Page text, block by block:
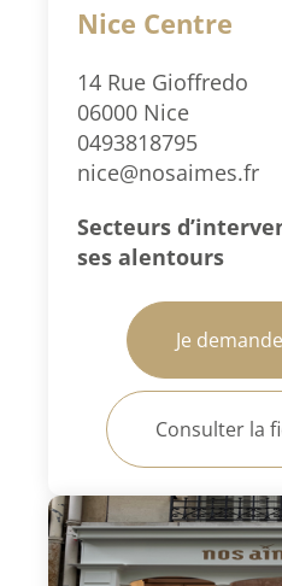
Nice Centre
14 Rue Gioffredo
06000 Nice
0493818795
nice@nosaimes.fr
Secteurs
ses alentours
Je
Consulter la